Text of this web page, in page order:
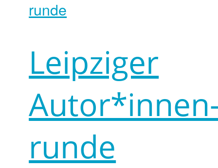
Leipziger
runde